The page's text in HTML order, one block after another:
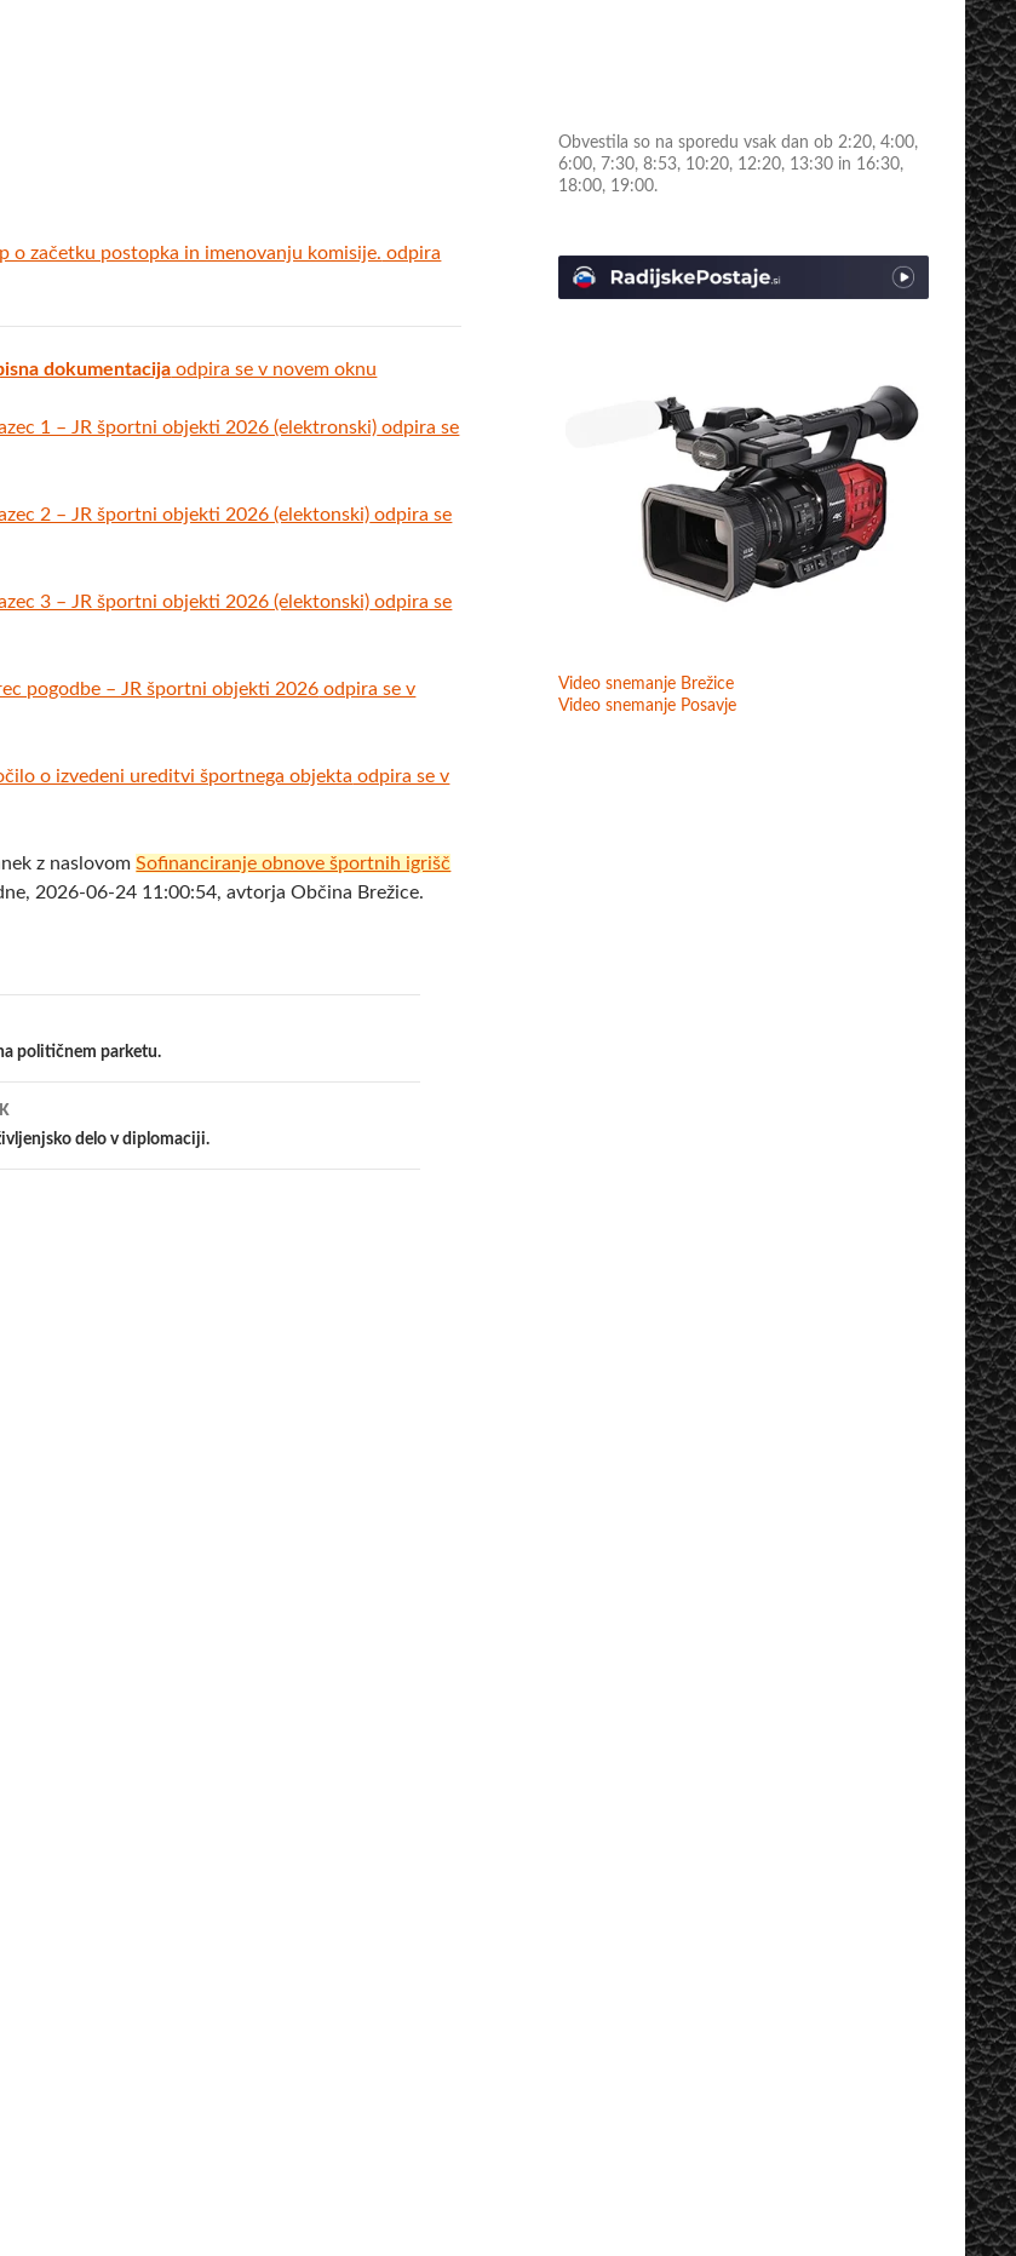
o začetku postopka in imenovanju komisije. odpira
dokumentacija odpira se v novem oknu
1 – JR športni objekti 2026 (elektronski) odpira se
2 – JR športni objekti 2026 (elektonski) odpira se
3 – JR športni objekti 2026 (elektonski) odpira se
pogodbe – JR športni objekti 2026 odpira se v
o izvedeni ureditvi športnega objekta odpira se v
z naslovomSofinanciranje obnove športnih igrišč
2026-06-24 11:00:54, avtorja Občina Brežice.
političnem parketu.
delo v diplomaciji.
Obvestila so na sporedu vsak dan ob 2:20, 4:00,
6:00, 7:30, 8:53, 10:20, 12:20, 13:30 in 16:30,
18:00, 19:00.
Video snemanje Brežice
Video snemanje Posavje